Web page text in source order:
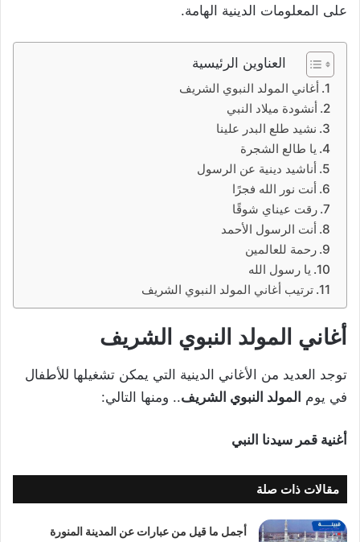
على المعلومات الدينية الهامة.
العناوين الرئيسية
أغاني المولد النبوي الشريف
أنشودة ميلاد النبي
نشيد طلع البدر علينا
يا طالع الشجرة
أناشيد دينية عن الرسول
أنت نور الله فجرًا
رقت عيناي شوقًا
أنت الرسول الأحمد
رحمة للعالمين
يا رسول الله
ترتيب أغاني المولد النبوي الشريف
أغاني المولد النبوي الشريف
توجد العديد من الأغاني الدينية التي يمكن تشغيلها للأطفال
في يوم المولد النبوي الشريف.. ومنها التالي:
أغنية قمر سيدنا النبي
مقالات ذات صلة
أجمل ما قيل من عبارات عن المدينة المنورة